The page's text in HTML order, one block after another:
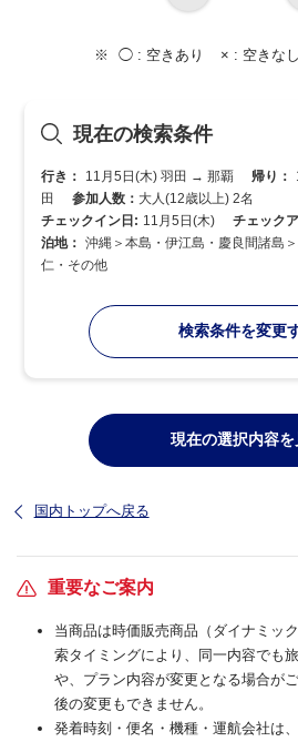
◯ : 空きあり × : 空きなし
現在の検索条件
行き： 11月5日(木) 羽田 → 那覇 帰り：
田
参加人数： 大人(12歳以上) 2名
チェックイン日: 11月5日(木) チェック
泊地： 沖縄＞本島・伊江島・慶良間諸島
仁・その他
検索条件を変更
現在の選択内容を
国内トップへ戻る
重要なご案内
当商品は時価販売商品（ダイナミッ
索タイミングにより、同一内容でも
や、プラン内容が変更となる場合が
後の変更もできません。
発着時刻・便名・機種・運航会社は